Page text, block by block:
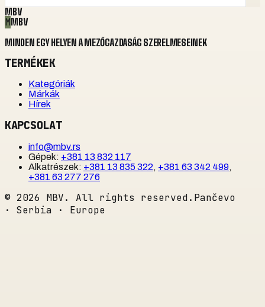
MBV
MMBV
MINDEN EGY HELYEN A MEZŐGAZDASÁG SZERELMESEINEK
TERMÉKEK
Kategóriák
Márkák
Hírek
KAPCSOLAT
info@mbv.rs
Gépek: +381 13 832 117
Alkatrészek: +381 13 835 322, +381 63 342 499,
+381 63 277 276
© 2026 MBV. All rights reserved. Pančevo
· Serbia · Europe